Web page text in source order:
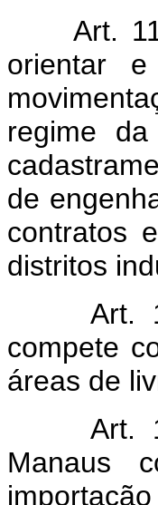
Art.
orientar
regime
de
contratos
distritos
Art.
compete
áreas de
Art.
Manaus